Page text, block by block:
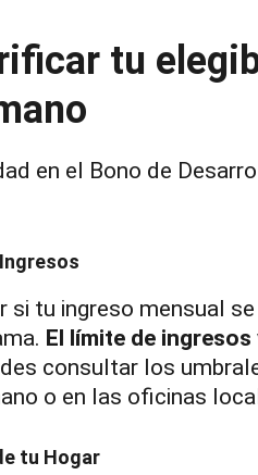
tu
en el Bono de
si tu ingreso mensual
El límite de
consultar los
o en las oficinas
tu Hogar